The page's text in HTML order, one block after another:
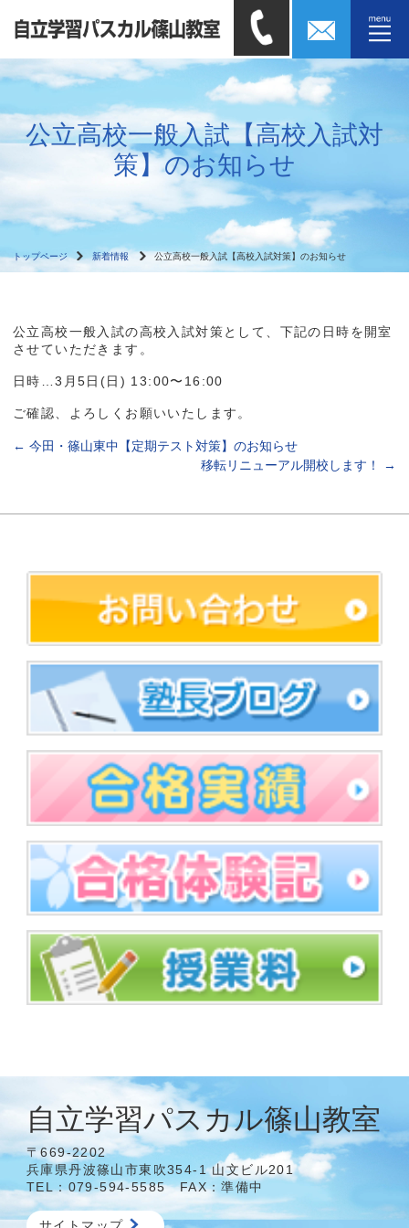
公立高校一般入試【高校入試対
策】のお知らせ
トップページ 新着情報 公立高校一般入試【高校入試対策】のお知らせ
公立高校一般入試の高校入試対策として、下記の日時を開室
させていただきます。
日時…3月5日(日) 13:00〜16:00
ご確認、よろしくお願いいたします。
← 今田・篠山東中【定期テスト対策】のお知らせ
移転リニューアル開校します！
→
自立学習パスカル篠山教室
〒669-2202
兵庫県丹波篠山市東吹354-1 山文ビル201
TEL：079-594-5585 FAX：準備中